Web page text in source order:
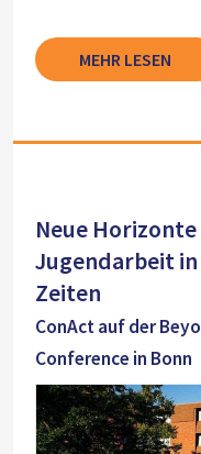
MEHR LESEN
Neue
Jugendarbeit
Zeiten
ConAct auf der
Conference in Bonn